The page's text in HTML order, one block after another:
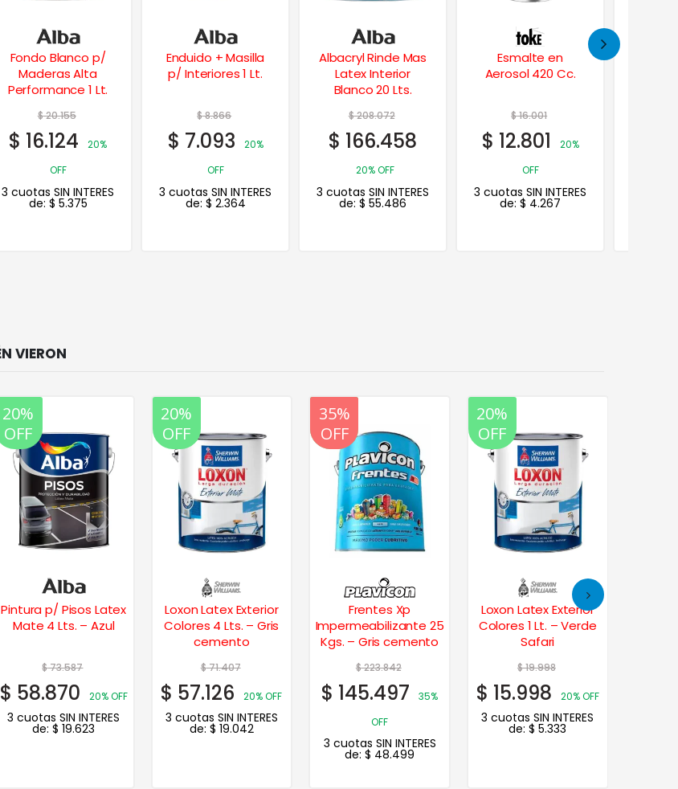
Fondo Blanco p/
Maderas Alta
Performance 1 Lt.
$20.155
$ 16.124
20%
OFF
3 cuotas SIN INTERES
de: $ 5.375
Enduido + Masilla
p/ Interiores 1 Lt.
$8.866
$ 7.093
20%
OFF
3 cuotas SIN INTERES
de: $ 2.364
Albacryl Rinde Mas
Latex Interior
Blanco 20 Lts.
$208.072
$ 166.458
20% OFF
3 cuotas SIN INTERES
de: $ 55.486
Esmalte en
Aerosol 420 Cc.
$16.001
$ 12.801
20%
OFF
3 cuotas SIN INTERES
de: $ 4.267
20%
OFF
Pintura p/ Pisos Latex
Mate 4 Lts. – Azul
$73.587
$ 58.870 20% OFF
3 cuotas SIN INTERES
de:$ 19.623
20%
OFF
Loxon Latex Exterior
Colores 4 Lts. – Gris
cemento
$71.407
$ 57.126 20% OFF
3 cuotas SIN INTERES
de: $ 19.042
20%
OFF
35%
OFF
Frentes Xp
Impermeabilizante 25
Kgs. – Gris cemento
$223.842
$ 145.497
35%
OFF
3 cuotas SIN INTERES
de:$ 48.499
20%
OFF
Loxon Latex Exterior
Colores 1 Lt. – Verde
Safari
$19.998
$ 15.998 20% OFF
3 cuotas SIN INTERES
de:$ 5.333